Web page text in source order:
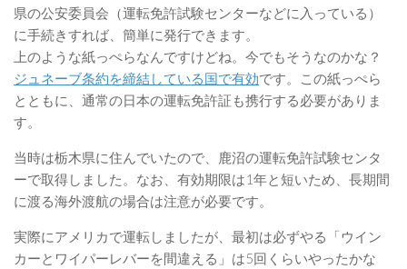
県の公安委員会（運転免許試験センターなどに入っている）
に手続きすれば、簡単に発行できます。
上のような紙っぺらなんですけどね。今でもそうなのかな？
ジュネーブ条約を締結している国で有効です。この紙っぺら
とともに、通常の日本の運転免許証も携行する必要がありま
す。
当時は栃木県に住んでいたので、鹿沼の運転免許試験センタ
ーで取得しました。なお、有効期限は1年と短いため、長期間
に渡る海外渡航の場合は注意が必要です。
実際にアメリカで運転しましたが、最初は必ずやる「ウイン
カーとワイパーレバーを間違える」は5回くらいやったかな